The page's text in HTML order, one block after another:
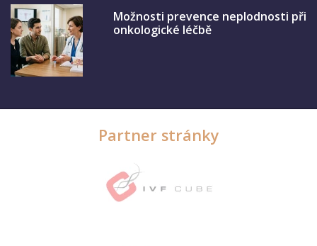
Možnosti prevence neplodnosti při
onkologické léčbě
Partner stránky